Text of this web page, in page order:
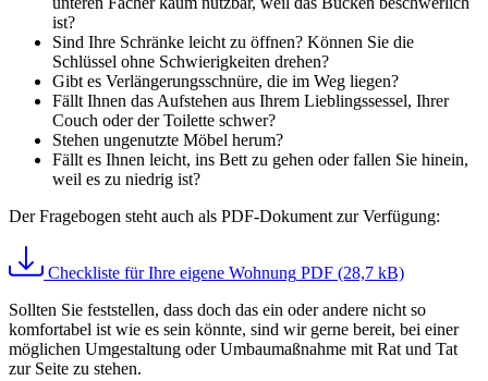
ist?
Sind Ihre Schränke leicht zu öffnen? Können Sie die
Schlüssel ohne Schwierigkeiten drehen?
Gibt es Verlängerungsschnüre, die im Weg liegen?
Fällt Ihnen das Aufstehen aus Ihrem Lieblingssessel, Ihrer
Couch oder der Toilette schwer?
Stehen ungenutzte Möbel herum?
Fällt es Ihnen leicht, ins Bett zu gehen oder fallen Sie hinein,
weil es zu niedrig ist?
Der Fragebogen steht auch als PDF-Dokument zur Verfügung:
Checkliste für Ihre eigene Wohnung PDF (28,7 kB)
Sollten Sie feststellen, dass doch das ein oder andere nicht so
komfortabel ist wie es sein könnte, sind wir gerne bereit, bei einer
möglichen Umgestaltung oder Umbaumaßnahme mit Rat und Tat
zur Seite zu stehen.